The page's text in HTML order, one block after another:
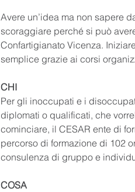
Avere un’idea ma non sapere
scoraggiare perché si può
Confartigianato Vicenza.
semplice grazie ai corsi
CHI
Per gli inoccupati e i
diplomati o qualificati, che
cominciare, il CESAR ente di
percorso di formazione di 102
consulenza di gruppo e
COSA